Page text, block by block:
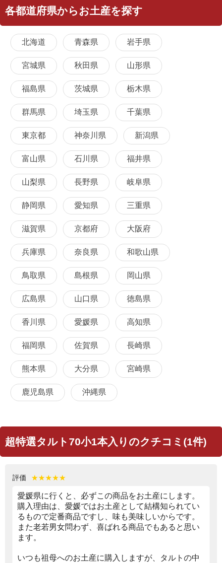
各都道府県からお土産を探す
北海道 青森県 岩手県
宮城県 秋田県 山形県
福島県 茨城県 栃木県
群馬県 埼玉県 千葉県
東京都 神奈川県 新潟県
富山県 石川県 福井県
山梨県 長野県 岐阜県
静岡県 愛知県 三重県
滋賀県 京都府 大阪府
兵庫県 奈良県 和歌山県
鳥取県 島根県 岡山県
広島県 山口県 徳島県
香川県 愛媛県 高知県
福岡県 佐賀県 長崎県
熊本県 大分県 宮崎県
鹿児島県 沖縄県
超特選タルト70小1本入りのクチコミ(1件)
評価 ★★★★★
愛媛県に行くと、必ずこの商品をお土産にします。
購入理由は、愛媛ではお土産として結構知られてい
るもので定番商品ですし、味も美味しいからです。
また老若男女問わず、喜ばれる商品でもあると思い
ます。
いつも祖母へのお土産に購入しますが、タルトの中